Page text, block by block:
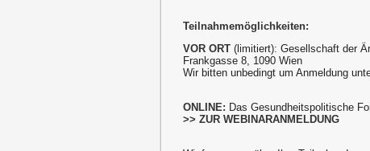
Teilnahmemöglichkeiten:
VOR ORT (limitiert): Gesellschaft der
Frankgasse 8, 1090 Wien
Wir bitten unbedingt um Anmeldung
ONLINE: Das Gesundheitspolitische
>> ZUR WEBINARANMELDUNG